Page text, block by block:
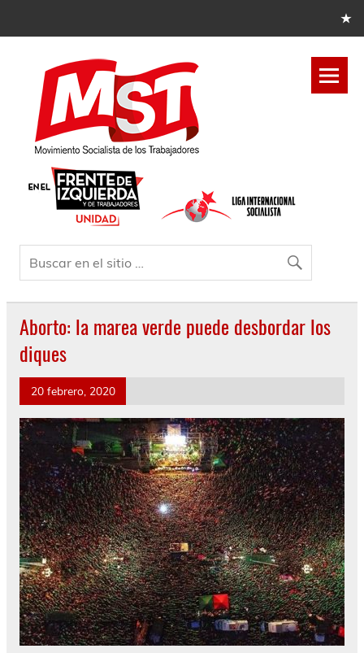
Aborto: la marea verde puede desbordar los
diques
20 febrero, 2020